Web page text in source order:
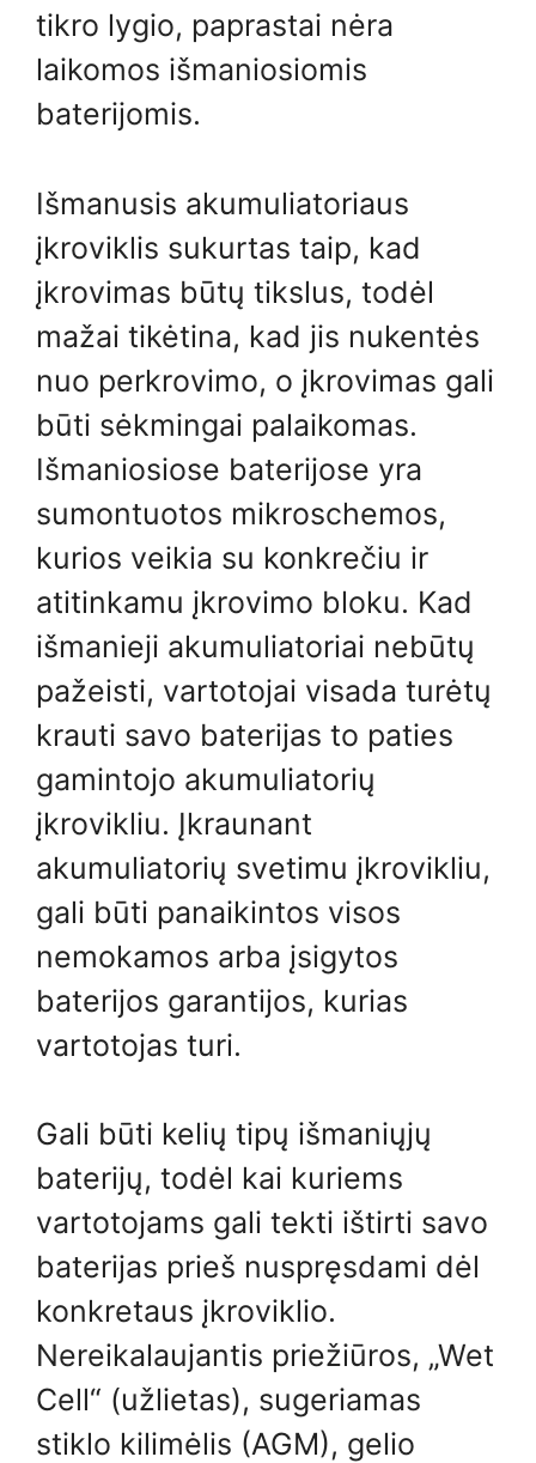
tikro lygio, paprastai nėra
laikomos išmaniosiomis
baterijomis.
Išmanusis akumuliatoriaus
įkroviklis sukurtas taip, kad
įkrovimas būtų tikslus, todėl
mažai tikėtina, kad jis nukentės
nuo perkrovimo, o įkrovimas gali
būti sėkmingai palaikomas.
Išmaniosiose baterijose yra
sumontuotos mikroschemos,
kurios veikia su konkrečiu ir
atitinkamu įkrovimo bloku. Kad
išmanieji akumuliatoriai nebūtų
pažeisti, vartotojai visada turėtų
krauti savo baterijas to paties
gamintojo akumuliatorių
įkrovikliu. Įkraunant
akumuliatorių svetimu įkrovikliu,
gali būti panaikintos visos
nemokamos arba įsigytos
baterijos garantijos, kurias
vartotojas turi.
Gali būti kelių tipų išmaniųjų
baterijų, todėl kai kuriems
vartotojams gali tekti ištirti savo
baterijas prieš nuspręsdami dėl
konkretaus įkroviklio.
Nereikalaujantis priežiūros, „Wet
Cell“ (užlietas), sugeriamas
stiklo kilimėlis (AGM), gelio